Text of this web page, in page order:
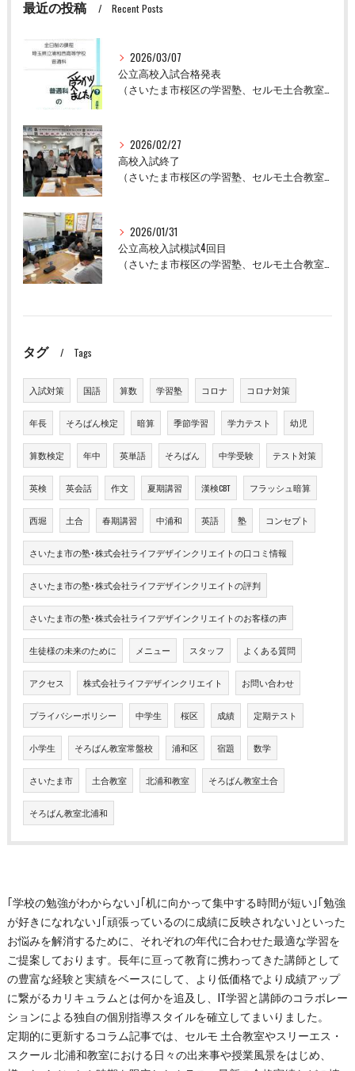
最近の投稿 Recent Posts
2026/03/07
公立高校入試合格発表
（さいたま市桜区の学習塾、セルモ土合教室）
2026/02/27
高校入試終了
（さいたま市桜区の学習塾、セルモ土合教室）
2026/01/31
公立高校入試模試4回目
（さいたま市桜区の学習塾、セルモ土合教室）
タグ Tags
入試対策 国語 算数 学習塾 コロナ コロナ対策
年長 そろばん検定 暗算 季節学習 学力テスト 幼児
算数検定 年中 英単語 そろばん 中学受験 テスト対策
英検 英会話 作文 夏期講習 漢検CBT フラッシュ暗算
西堀 土合 春期講習 中浦和 英語 塾 コンセプト
さいたま市の塾･株式会社ライフデザインクリエイトの口コミ情報
さいたま市の塾･株式会社ライフデザインクリエイトの評判
さいたま市の塾･株式会社ライフデザインクリエイトのお客様の声
生徒様の未来のために メニュー スタッフ よくある質問
アクセス 株式会社ライフデザインクリエイト お問い合わせ
プライバシーポリシー 中学生 桜区 成績 定期テスト
小学生 そろばん教室常盤校 浦和区 宿題 数学
さいたま市 土合教室 北浦和教室 そろばん教室土合
そろばん教室北浦和
｢学校の勉強がわからない｣｢机に向かって集中する時間が短い｣｢勉強
が好きになれない｣｢頑張っているのに成績に反映されない｣といった
お悩みを解消するために、それぞれの年代に合わせた最適な学習を
ご提案しております。長年に亘って教育に携わってきた講師として
の豊富な経験と実績をベースにして、より低価格でより成績アップ
に繋がるカリキュラムとは何かを追及し、IT学習と講師のコラボレー
ションによる独自の個別指導スタイルを確立してまいりました。
定期的に更新するコラム記事では、セルモ 土合教室やスリーエス・
スクール 北浦和教室における日々の出来事や授業風景をはじめ、